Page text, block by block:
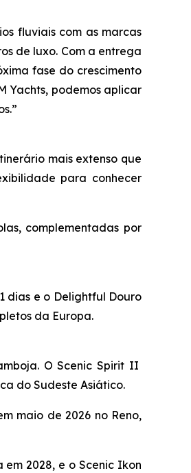
fluviais com as marcas
de luxo. Com a entrega
fase do crescimento
Yachts, podemos aplicar
mais extenso que
para conhecer
complementadas por
dias e o Delightful Douro
da Europa.
O Scenic Spirit II
do Sudeste Asiático.
maio de 2026 no Reno,
em 2028, e oScenic Ikon